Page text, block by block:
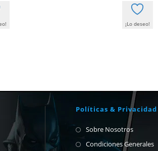
¡Lo deseo!
Políticas & Privacidad
Sobre Nosotros
Condiciones Generales